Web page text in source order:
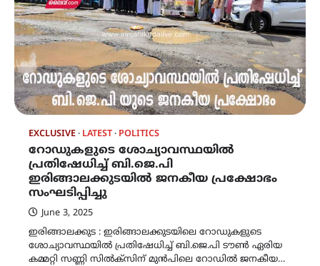
EXCLUSIVE LATEST POLITICS
റോഡുകളുടെ ശോച്യാവസ്ഥയിൽ
പ്രതിഷേധിച്ച് ബി.ജെ.പി
ഇരിങ്ങാലക്കുടയിൽ ജനകീയ പ്രക്ഷോഭം
സംഘടിപ്പിച്ചു
June 3, 2025
ഇരിങ്ങാലക്കുട : ഇരിങ്ങാലക്കുടയിലെ റോഡുകളുടെ
ശോച്യാവസ്ഥയിൽ പ്രതിഷേധിച്ച് ബി.ജെ.പി ടൗൺ ഏരിയ
കമ്മറ്റി സണ്ണി സിൽക്സിന് മുൻപിലെ റോഡിൽ ജനകീയ…